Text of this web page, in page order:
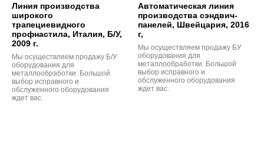
Линия производства
широкого
трапециевидного
профнастила, Италия, Б/У,
2009 г.
Мы осуществляем продажу Б/У
оборудования для
металлообработки. Большой
выбор исправного и
обслуженного оборудования
ждет вас.
Автоматическая линия
производства сэндвич-
панелей, Швейцария, 2016
г,
Мы осуществляем продажу БУ
оборудования для
металлообработки. Большой
выбор исправного и
обслуженного оборудования
ждет вас.